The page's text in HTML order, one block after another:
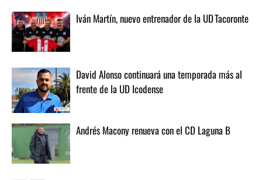
Iván Martín, nuevo entrenador de la UD Tacoronte
David Alonso continuará una temporada más al
frente de la UD Icodense
Andrés Macony renueva con el CD Laguna B